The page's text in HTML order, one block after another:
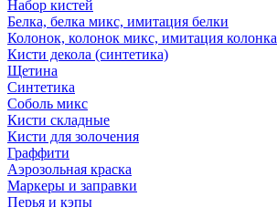
Набор кистей
Белка, белка микс, имитация белки
Колонок, колонок микс, имитация колонка
Кисти декола (синтетика)
Щетина
Синтетика
Соболь микс
Кисти складные
Кисти для золочения
Граффити
Аэрозольная краска
Маркеры и заправки
Перья и кэпы